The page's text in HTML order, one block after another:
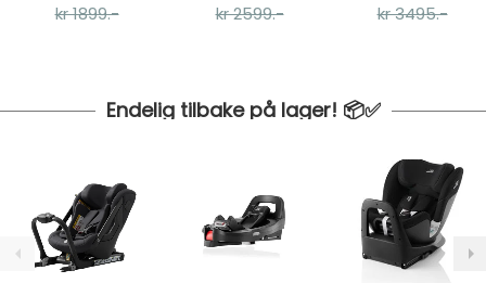
kr 1899.-
8000DV
kr 2599.-
Melkemaskin,
kr 3495.-
Endelig tilbake på lager! 📦✅